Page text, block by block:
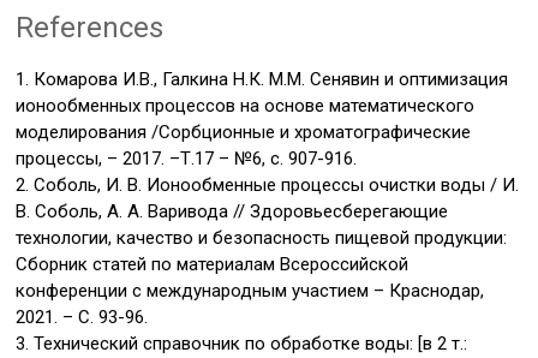
References
1. Комарова И.В., Галкина Н.К. М.М. Сенявин и оптимизация
ионообменных процессов на основе математического
моделирования /Сорбционные и хроматографические
процессы, – 2017. –Т.17 – №6, с. 907-916.
2. Соболь, И. В. Ионообменные процессы очистки воды / И.
В. Соболь, А. А. Варивода // Здоровьесберегающие
технологии, качество и безопасность пищевой продукции:
Сборник статей по материалам Всероссийской
конференции с международным участием – Краснодар,
2021. – С. 93-96.
3. Технический справочник по обработке воды: [в 2 т.: